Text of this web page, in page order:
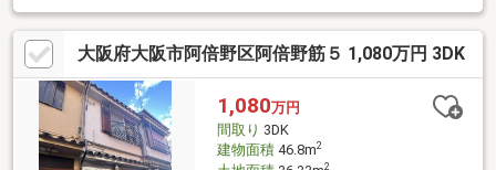
ビングに吹抜けで開放感あり・オール電化住宅・住環境良好・周
辺環境充実◆見るだけ大歓迎◆接客対応品質に自信があり◆夜間
早朝もお気軽にご連絡ください！◆無料送迎可「購入するか分か
らないけど見るだけ見たい」「他社の物件もまとめて見てみた
い」等 ご購入をご検討中のお客様にとって、より良い条件でご購
入頂く為に精一杯サポート致します不動産の事なら何でもお気軽
にご相談下さい！
大阪府大阪市阿倍野区阿倍野筋５ 1,080万円 3DK
1,080万円
間取り 3DK
建物面積46.8m2
2